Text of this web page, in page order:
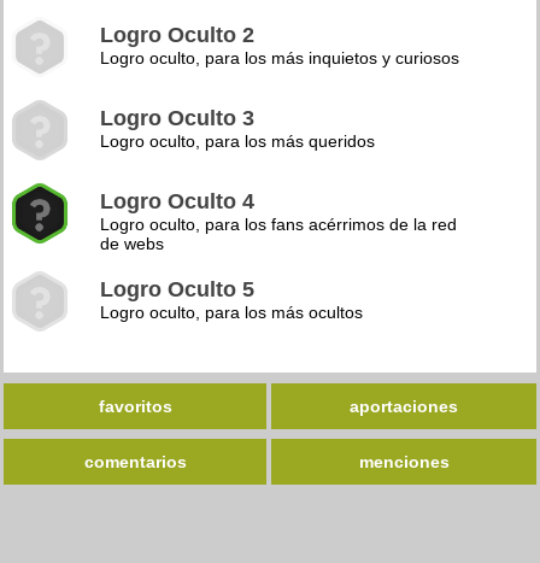
Logro Oculto 2
Logro oculto, para los más inquietos y curiosos
Logro Oculto 3
Logro oculto, para los más queridos
Logro Oculto 4
Logro oculto, para los fans acérrimos de la red
de webs
Logro Oculto 5
Logro oculto, para los más ocultos
favoritos aportaciones
comentarios menciones